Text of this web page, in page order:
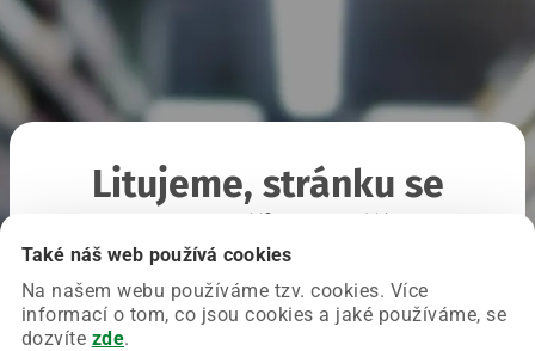
Také náš web používá cookies
Na našem webu používáme tzv. cookies. Více
informací o tom, co jsou cookies a jaké používáme, se
dozvíte zde.
Litujeme, stránku se
Chyba nastala na naší straně a už ji opravujeme.
Zkuste prosím znovu načíst požadovanou stránku.